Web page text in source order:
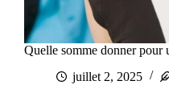
Quelle somme donner pour
juillet 2, 2025